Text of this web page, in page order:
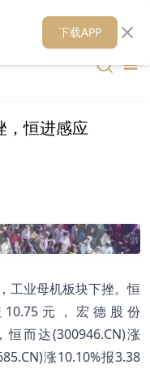
财华媒体矩阵 财华智库
，恒进感应
工业母机板块下挫。恒
10.75元，宏德股份
恒而达(300946.CN)涨
涨10.10%报3.38
下载APP